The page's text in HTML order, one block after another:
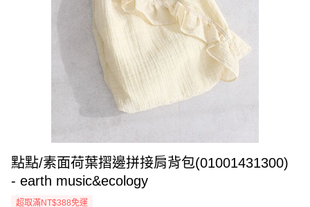
點點/素面荷葉摺邊拼接肩背包(01001431300)
- earth music&ecology
超取滿NT$388免運